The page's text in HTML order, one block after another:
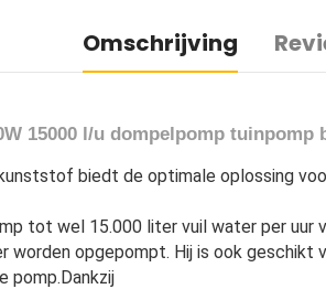
Omschrijving
15000 l/u dompelpomp tuinpomp
biedt de optimale oplossing
tot wel 15.000 liter vuil water per uur
worden opgepompt. Hij is ook geschikt
pomp.Dankzij